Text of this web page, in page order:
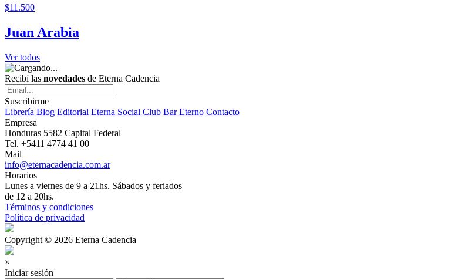
$11.500
Juan Arabia
Ver todos
Recibí las novedades de Eterna Cadencia
Suscribirme
Librería Blog Editorial Eterna Social Club Bar Eterno Contacto
Empresa
Honduras 5582 Capital Federal
Tel. +5411 4774 41 00
Mail
info@eternacadencia.com.ar
Horarios
Lunes a viernes de 9 a 21hs. Sábados y feriados
de 12 a 20hs.
Términos y condiciones
Política de privacidad
Copyright © 2026 Eterna Cadencia
×
Iniciar sesión